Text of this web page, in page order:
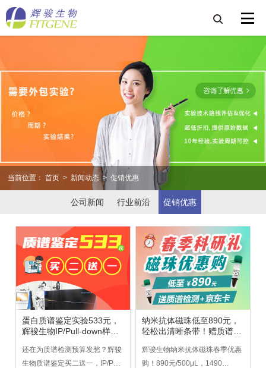
当前位置： 首页 > 新闻动态 > 促销优惠
公司新闻 行业前沿 促销优惠
蛋白质谱鉴定实验533元，
辉骏生物IP/Pull-down样本
还在为质谱检测预算发愁？辉骏
生物质谱鉴定买二送一，IP/Pull-
纳米抗体磁珠低至890元，
轻松出清晰条带！赠质谱检
辉骏生物纳米抗体磁珠春季优惠
购！890元/500μL，1490